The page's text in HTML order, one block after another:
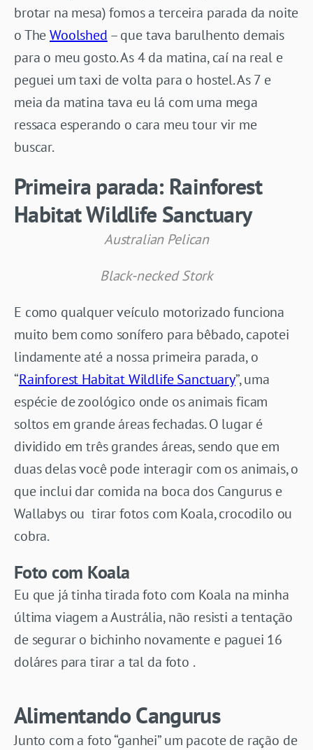
brotar na mesa) fomos a terceira parada da noite
o TheWoolshed – que tava barulhento demais
para o meu gosto. As 4 da matina, caí na real e
peguei um taxi de volta para o hostel. As 7 e
meia da matina tava eu lá com uma mega
ressaca esperando o cara meu tour vir me
buscar.
Primeira parada: Rainforest
Habitat Wildlife Sanctuary
Australian Pelican
Black-necked Stork
E como qualquer veículo motorizado funciona
muito bem como sonífero para bêbado, capotei
lindamente até a nossa primeira parada, o
“Rainforest Habitat Wildlife Sanctuary”, uma
espécie de zoológico onde os animais ficam
soltos em grande áreas fechadas. O lugar é
dividido em três grandes áreas, sendo que em
duas delas você pode interagir com os animais, o
que inclui dar comida na boca dos Cangurus e
Wallabys ou tirar fotos com Koala, crocodilo ou
cobra.
Foto com Koala
Eu que já tinha tirada foto com Koala na minha
última viagem a Austrália, não resisti a tentação
de segurar o bichinho novamente e paguei 16
doláres para tirar a tal da foto .
Alimentando Cangurus
Junto com a foto “ganhei” um pacote de ração de